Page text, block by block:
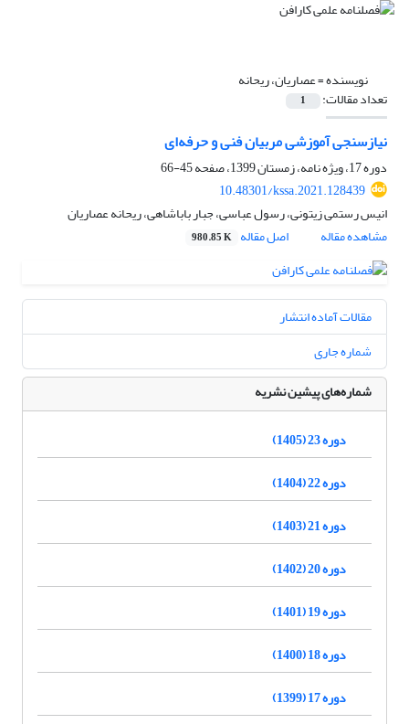
نویسنده =عصاریان، ریحانه
تعداد مقالات: 1
نیازسنجی آموزشی مربیان فنی و حرفه‌ای
دوره 17، ویژه نامه، زمستان 1399، صفحه
45-66
10.48301/kssa.2021.128439
انیس رستمی زیتونی، رسول عباسی، جبار باباشاهی، ریحانه عصاریان
مشاهده مقاله
اصل مقاله 980.85 K
مقالات آماده انتشار
شماره جاری
شماره‌های پیشین نشریه
دوره 23 (1405)
دوره 22 (1404)
دوره 21 (1403)
دوره 20 (1402)
دوره 19 (1401)
دوره 18 (1400)
دوره 17 (1399)